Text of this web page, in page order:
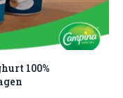
100%